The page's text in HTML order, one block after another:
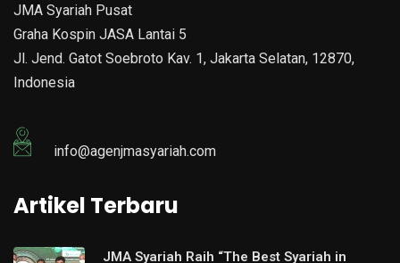
JMA Syariah Pusat
Graha Kospin JASA Lantai 5
Jl. Jend. Gatot Soebroto Kav. 1, Jakarta Selatan, 12870,
Indonesia
info@agenjmasyariah.com
Artikel Terbaru
JMA Syariah Raih “The Best Syariah in